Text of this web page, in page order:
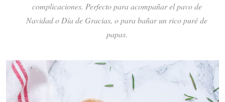
complicaciones. Perfecto para acompañar el pavo de
Navidad o Día de Gracias, o para bañar un rico puré de
papas.